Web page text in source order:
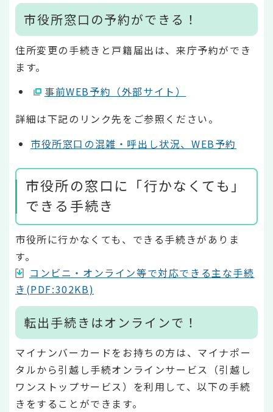
市役所窓口の予約ができる！
住所変更の手続きと戸籍届出は、来庁予約ができ
ます。
事前WEB予約（外部サイト）
詳細は下記のリンク先をご参照ください。
市役所窓口の混雑・呼出し状況、WEB予約
市役所の窓口に「行かなくても」
できる手続き
市役所に行かなくても、できる手続きがありま
す。
コンビニ・オンライン等で対応できる主な手続
き(PDF:302KB)
転出手続きはオンラインで！
マイナンバーカードをお持ちの方は、マイナポー
タルから引越し手続オンラインサービス（引越し
ワンストップサービス）を利用して、以下の手続
きをすることができます。